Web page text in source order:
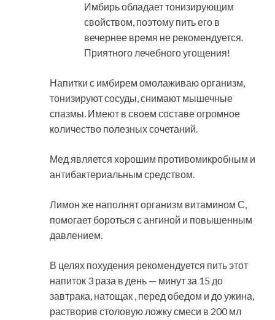
Имбирь обладает тонизирующим
свойством, поэтому пить его в
вечернее время не рекомендуется.
Приятного лечебного угощения!
Напитки с имбирем омолаживаю организм,
тонизируют сосуды, снимают мышечные
спазмы. Имеют в своем составе огромное
количество полезных сочетаний.
Мед является хорошим противомикробным и
антибактериальным средством.
Лимон же наполнят организм витамином С,
помогает бороться с ангиной и повышенным
давлением.
В целях похудения рекомендуется пить этот
напиток 3 раза в день — минут за 15 до
завтрака, натощак , перед обедом и до ужина,
растворив столовую ложку смеси в 200 мл